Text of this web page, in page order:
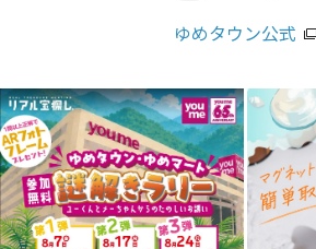
ゆめタウン公式